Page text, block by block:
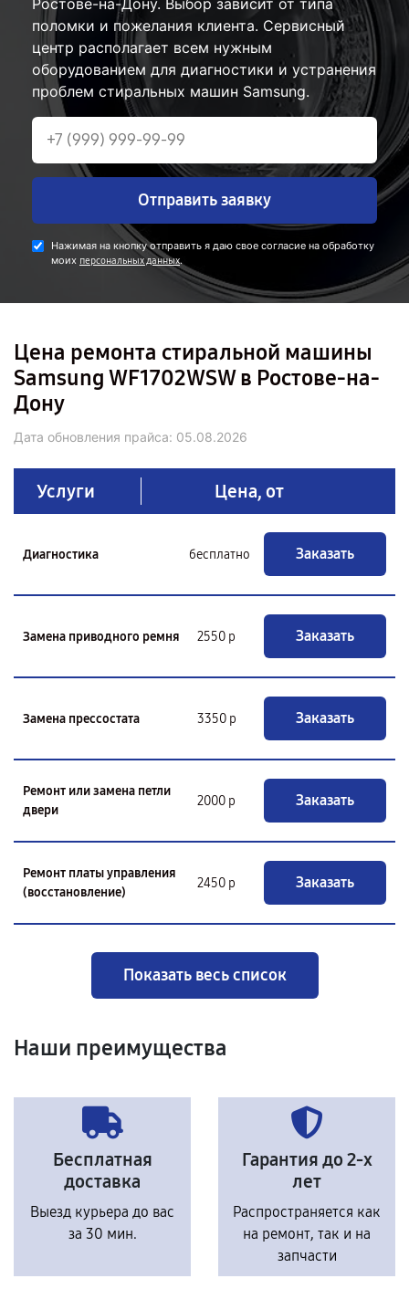
Ростове-на-Дону. Выбор зависит от типа
поломки и пожелания клиента. Сервисный
центр располагает всем нужным
оборудованием для диагностики и устранения
проблем стиральных машин Samsung.
Отправить заявку
Нажимая на кнопку отправить я даю свое согласие на обработку
моих персональных данных.
Цена ремонта стиральной машины
Samsung WF1702WSW в Ростове-на-
Дону
Дата обновления прайса: 05.08.2026
Услуги Цена, от
Диагностика бесплатно Заказать
Замена приводного ремня 2550 р Заказать
Замена прессостата 3350 р Заказать
Ремонт или замена петли
двери
2000 р Заказать
Ремонт платы управления
(восстановление)
2450 р Заказать
Показать весь список
Наши преимущества
Бесплатная
доставка
Выезд курьера до вас
за 30 мин.
Гарантия до 2-х
лет
Распространяется как
на ремонт, так и на
запчасти